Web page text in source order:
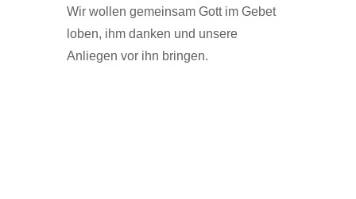
Wir wollen gemeinsam Gott im Gebet
loben, ihm danken und unsere
Anliegen vor ihn bringen.